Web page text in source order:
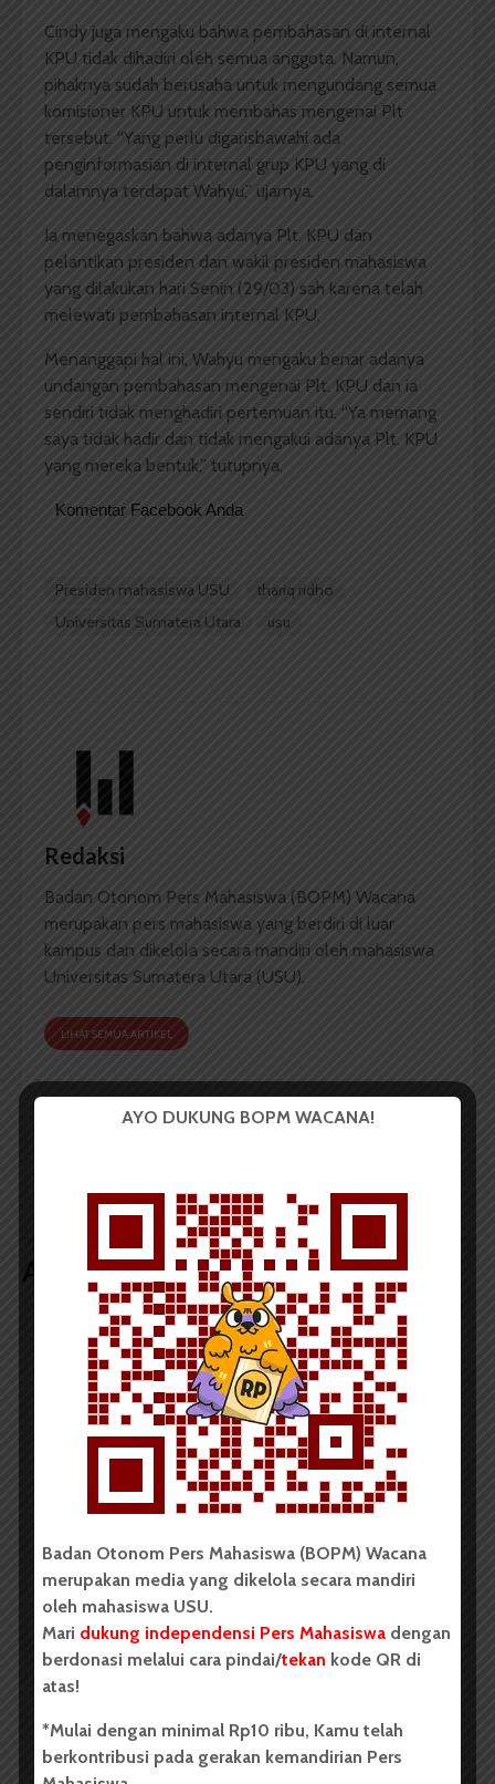
Cindy juga mengaku bahwa pembahasan di internal
KPU tidak dihadiri oleh semua anggota. Namun,
pihaknya sudah berusaha untuk mengundang semua
komisioner KPU untuk membahas mengenai Plt
tersebut. “Yang perlu digarisbawahi ada
penginformasian di internal grup KPU yang di
dalamnya terdapat Wahyu,” ujarnya.
Ia menegaskan bahwa adanya Plt. KPU dan
pelantikan presiden dan wakil presiden mahasiswa
yang dilakukan hari Senin (29/03) sah karena telah
melewati pembahasan internal KPU.
Menanggapi hal ini, Wahyu mengaku benar adanya
undangan pembahasan mengenai Plt. KPU dan ia
sendiri tidak menghadiri pertemuan itu. “Ya memang
saya tidak hadir dan tidak mengakui adanya Plt. KPU
yang mereka bentuk,” tutupnya.
Komentar Facebook Anda
Presiden mahasiswa USU
thariq ridho
Universitas Sumatera Utara
usu
Redaksi
Badan Otonom Pers Mahasiswa (BOPM) Wacana
merupakan pers mahasiswa yang berdiri di luar
kampus dan dikelola secara mandiri oleh mahasiswa
Universitas Sumatera Utara (USU).
LIHAT SEMUA ARTIKEL
Artikel terkait lain
BERITA KAMPUS
BPDP Sosialisasikan Lomba Riset
Mahasiswa 2026, Dorong Inovasi
Penelitian dalam Sektor
Perkebunan
Redaksi 2 menit waktu baca
Dua Mahasiswa Sastra Indonesia
AYO DUKUNG BOPM WACANA!
Badan Otonom Pers Mahasiswa (BOPM) Wacana
merupakan media yang dikelola secara mandiri
oleh mahasiswa USU.
Mari dukung independensi Pers Mahasiswa dengan
berdonasi melalui cara pindai/tekan kode QR di
atas!
*Mulai dengan minimal Rp10 ribu, Kamu telah
berkontribusi pada gerakan kemandirian Pers